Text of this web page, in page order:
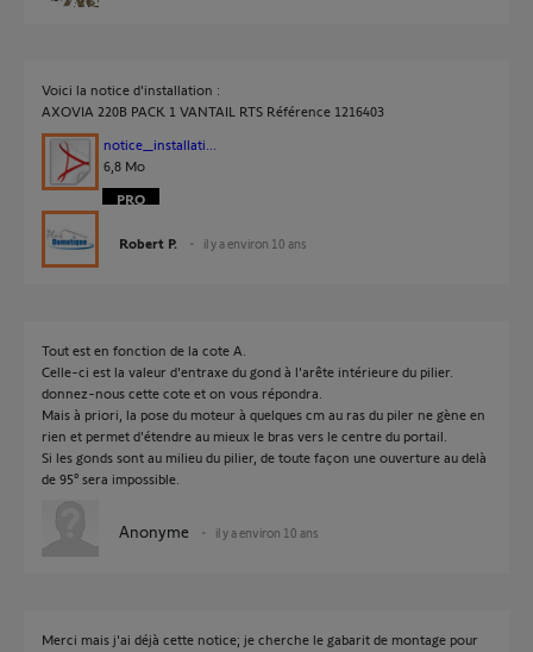
Voici la notice d'installation :
AXOVIA 220B PACK 1 VANTAIL RTS Référence 1216403
notice_installati...
6,8 Mo
Robert P. il y a environ 10 ans
Tout est en fonction de la cote A.
Celle-ci est la valeur d'entraxe du gond à l'arête intérieure du pilier.
donnez-nous cette cote et on vous répondra.
Mais à priori, la pose du moteur à quelques cm au ras du piler ne gène en
rien et permet d'étendre au mieux le bras vers le centre du portail.
Si les gonds sont au milieu du pilier, de toute façon une ouverture au delà
de 95° sera impossible.
Anonyme il y a environ 10 ans
Merci mais j'ai déjà cette notice; je cherche le gabarit de montage pour